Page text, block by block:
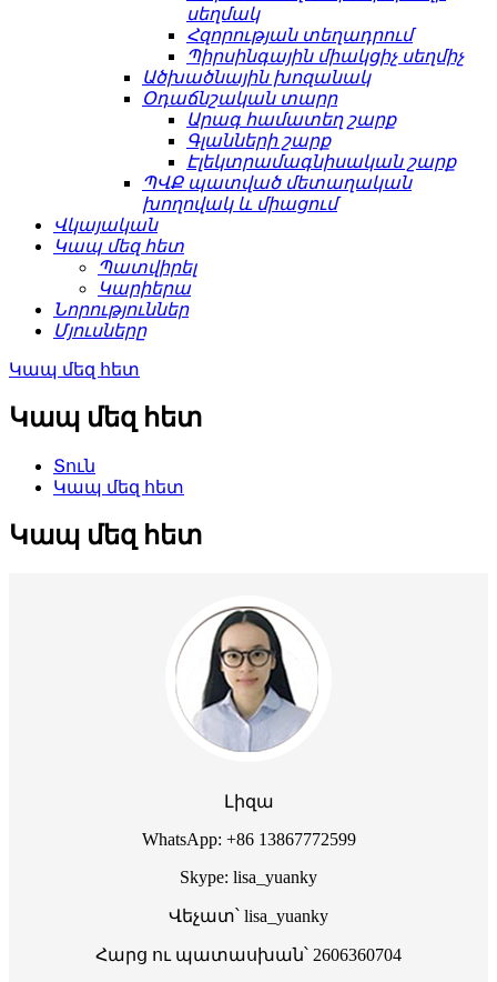
սեղմակ
Հզորության տեղադրում
Պիրսինգային միակցիչ սեղմիչ
Ածխածնային խոզանակ
Օդաճնշական տարր
Արագ համատեղ շարք
Գլանների շարք
Էլեկտրամագնիսական շարք
ՊՎՔ պատված մետաղական
խողովակ և միացում
Վկայական
Կապ մեզ հետ
Պատվիրել
Կարիերա
Նորություններ
Մյուսները
Կապ մեզ հետ
Կապ մեզ հետ
Տուն
Կապ մեզ հետ
Կապ մեզ հետ
Լիզա
WhatsApp: +86 13867772599
Skype: lisa_yuanky
Վեչատ՝ lisa_yuanky
Հարց ու պատասխան՝ 2606360704